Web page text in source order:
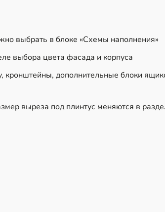
выбрать в блоке «Схемы наполнения»
выбора цвета фасада и корпуса
кронштейны, дополнительные блоки
выреза под плинтус меняются в